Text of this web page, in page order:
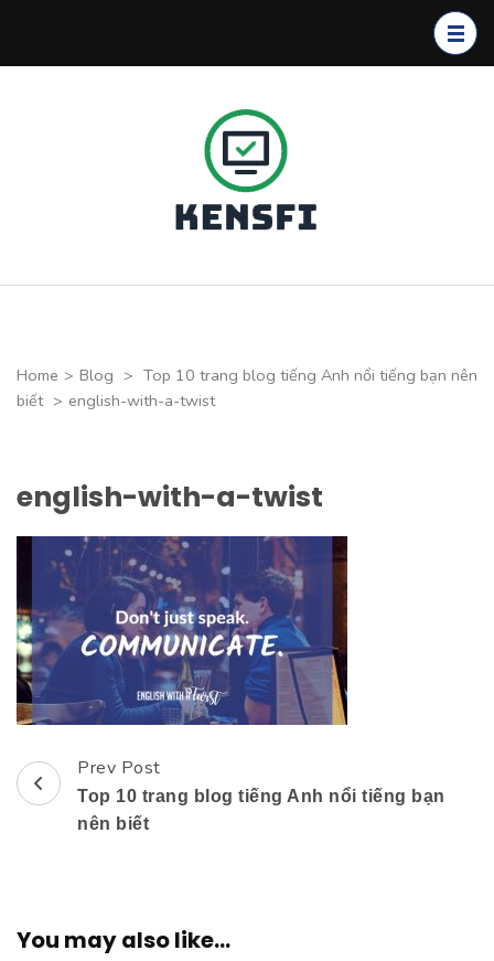
Home > Blog > Top 10 trang blog tiếng Anh nổi tiếng bạn nên
biết > english-with-a-twist
english-with-a-twist
Post
Navigation
Prev Post
Top 10 trang blog tiếng Anh nổi tiếng bạn
nên biết
You may also like...